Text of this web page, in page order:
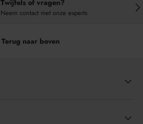
Twijfels of vragen?
Neem contact met onze experts
Terug naar boven